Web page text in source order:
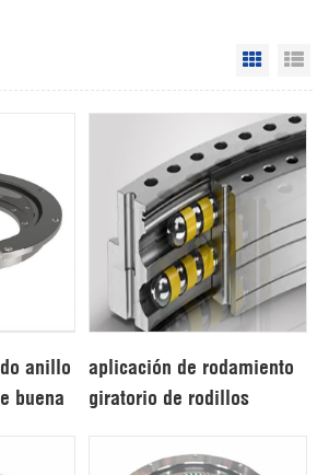
Grid
anillo
buena
aplicación de rodamiento
giratorio de rodillos